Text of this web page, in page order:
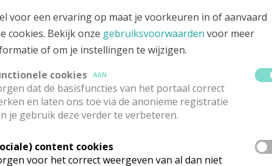
9.30 Eucharistie
9.30
9.30 Eucharistie
voor een ervaring op maat je voorkeuren in of aanvaard
cookies. Bekijk onze gebruiksvoorwaarden voor meer
of om je instellingen te wijzigen.
cookies
AAN
dat de basisfuncties van het portaal correct
en laten ons toe via de anonieme registratie
je gebruik deze verder te verbeteren.
content cookies
voor het correct weergeven van al dan niet